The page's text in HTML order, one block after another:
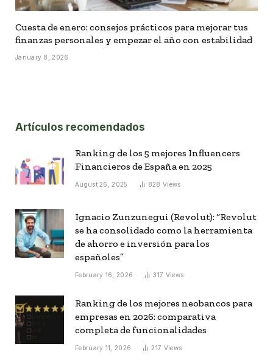
Cuesta de enero: consejos prácticos para mejorar tus
finanzas personales y empezar el año con estabilidad
January 8, 2026
Artículos recomendados
Ranking de los 5 mejores Influencers
Financieros de España en 2025
August 26, 2025 828Views
Ignacio Zunzunegui (Revolut): “Revolut
se ha consolidado como la herramienta
de ahorro e inversión para los
españoles”
February 16, 2026 317 Views
Ranking de los mejores neobancos para
empresas en 2026: comparativa
completa de funcionalidades
February 11, 2026 217 Views